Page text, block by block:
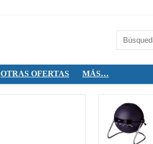
OTRAS OFERTAS MÁS…